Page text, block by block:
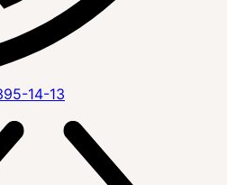
14-13